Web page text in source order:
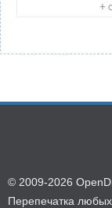
© 2009-2026
Перепечатка